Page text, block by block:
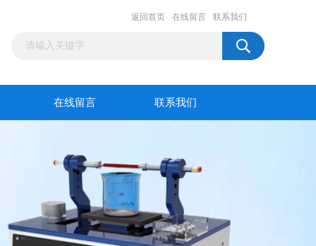
返回首页 在线留言 联系我们
在线留言 联系我们